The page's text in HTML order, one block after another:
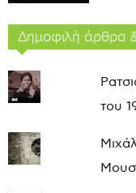
Δημοφιλή άρθρα
του